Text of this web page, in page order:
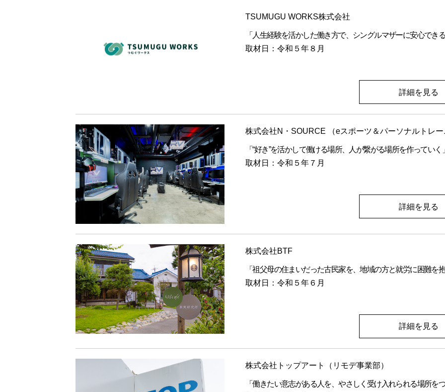
TSUMUGU WORKS株式会社
「人生経験を活かした働き方で、シングルマザーに安心でき
取材日：令和５年８月
詳細を見る
株式会社N・SOURCE （eスポーツ＆パーソナルトレー
「“好き”を活かして働ける場所、人が繋がる場所を作っていく」
取材日：令和５年７月
詳細を見る
株式会社BTF
「祖父母の住まいだった古民家を、地域の方と就労に困難を
取材日：令和５年６月
詳細を見る
株式会社トップアート（リモデ事業部）
「働きたい意志がある人を、やさしく受け入れられる場所を